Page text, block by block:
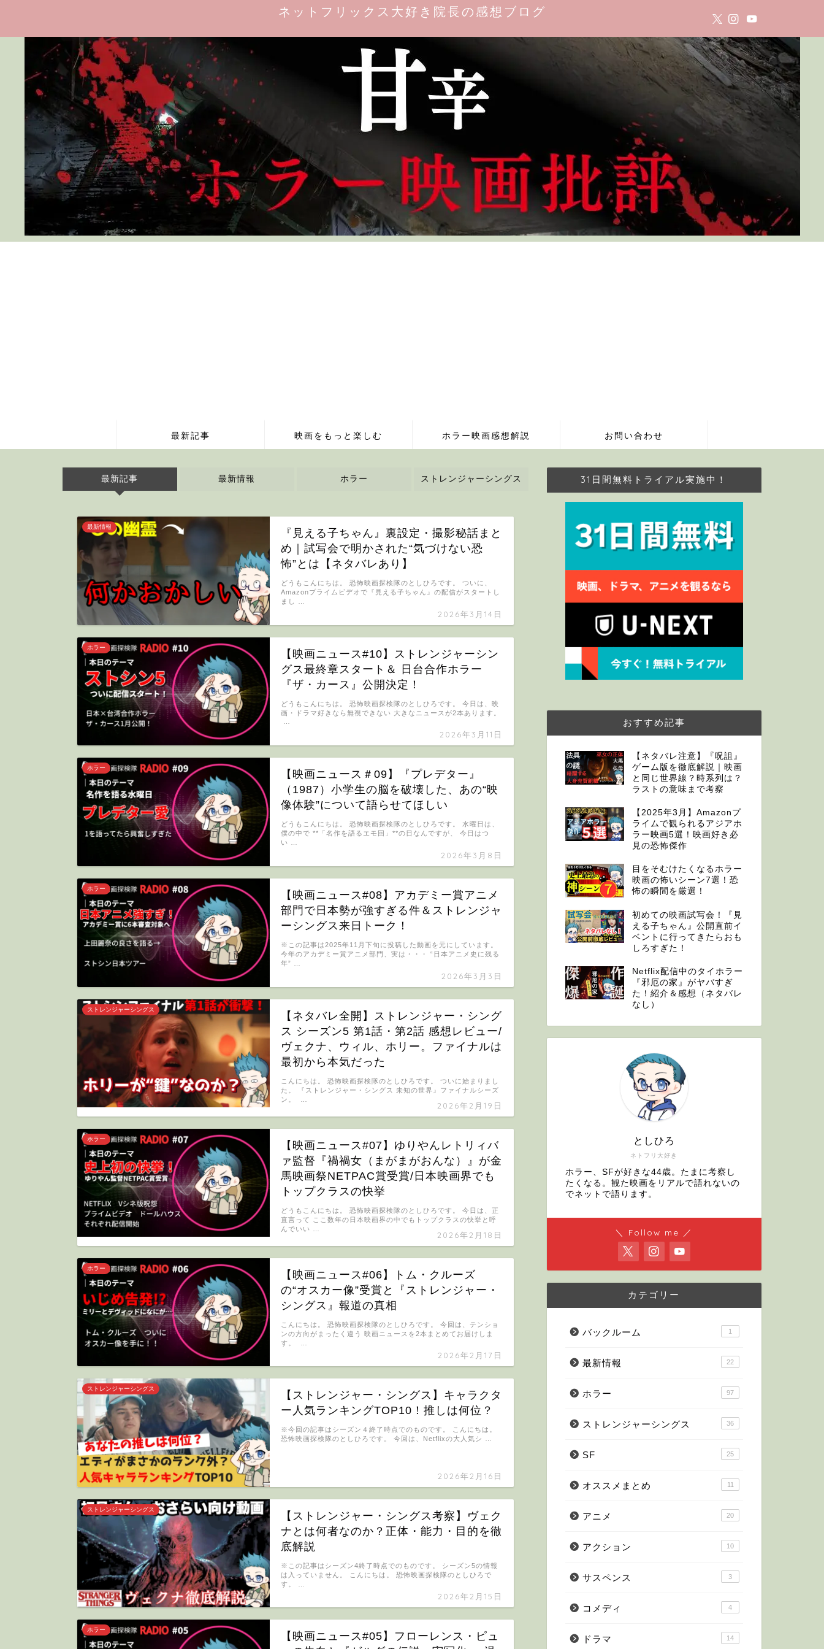
ネットフリックス大好き院長の感想ブログ
最新記事 映画をもっと楽しむ ホラー映画感想解説 お問い合わせ
最新記事 最新情報 ホラー ストレンジャーシングス
最新情報
『見える子ちゃん』裏設定・撮影秘話まと
め｜試写会で明かされた“気づけない恐
怖”とは【ネタバレあり】
2026年3月14日
どうもこんにちは。 恐怖映画探検隊のとしひろです。 ついに、
Amazonプライムビデオで『見える子ちゃん』の配信がスタートし
まし …
ホラー
【映画ニュース#10】ストレンジャーシン
グス最終章スタート＆ 日台合作ホラー
『ザ・カース』公開決定！
2026年3月11日
どうもこんにちは。 恐怖映画探検隊のとしひろです。 今日は、映
画・ドラマ好きなら無視できない 大きなニュースが2本あります。
ホラー
【映画ニュース＃09】『プレデター』
（1987）小学生の脳を破壊した、あの“映
像体験”について語らせてほしい
2026年3月8日
どうもこんにちは。 恐怖映画探検隊のとしひろです。 水曜日は、
僕の中で **「名作を語るエモ回」**の日なんですが、 今日はつ
い …
ホラー
【映画ニュース#08】アカデミー賞アニメ
部門で日本勢が強すぎる件＆ストレンジャ
ーシングス来日トーク！
2026年3月3日
※この記事は2025年11月下旬に投稿した動画を元にしています。
今年のアカデミー賞アニメ部門、実は・・・ “日本アニメ史に残る
年” …
ストレンジャーシングス
【ネタバレ全開】ストレンジャー・シング
ス シーズン5 第1話・第2話 感想レビュー/
ヴェクナ、ウィル、ホリー。ファイナルは
最初から本気だった
2026年2月19日
こんにちは。 恐怖映画探検隊のとしひろです。 ついに始まりまし
た。 『ストレンジャー・シングス 未知の世界』ファイナルシーズ
ン。 …
ホラー
【映画ニュース#07】ゆりやんレトリィバ
ァ監督『禍禍女（まがまがおんな）』が金
馬映画祭NETPAC賞受賞/日本映画界でも
トップクラスの快挙
2026年2月18日
どうもこんにちは。 恐怖映画探検隊のとしひろです。 今日は、正
直言って ここ数年の日本映画界の中でもトップクラスの快挙と呼
んでいい …
ホラー
【映画ニュース#06】トム・クルーズ
の“オスカー像”受賞と『ストレンジャー・
シングス』報道の真相
2026年2月17日
こんにちは。 恐怖映画探検隊のとしひろです。 今回は、テンショ
ンの方向がまったく違う 映画ニュースを2本まとめてお届けしま
す。 …
ストレンジャーシングス
【ストレンジャー・シングス】キャラクタ
ー人気ランキングTOP10！推しは何位？
2026年2月16日
※今回の記事はシーズン４終了時点でのものです。 こんにちは。
恐怖映画探検隊のとしひろです。 今回は、Netflixの大人気シ …
ストレンジャーシングス
【ストレンジャー・シングス考察】ヴェク
ナとは何者なのか？正体・能力・目的を徹
底解説
2026年2月15日
※この記事はシーズン4終了時点でのものです。 シーズン5の情報
は入っていません。 こんにちは。 恐怖映画探検隊のとしひろで
す。 …
ホラー
【映画ニュース#05】フローレンス・ピュ
最新情報
最新情報
最新情報
最新情報
怨鬼樓）』が
が酷評の嵐！
飾りま …
最新情報
最新情報
最新情報
31日間無料トライアル実施中！
おすすめ記事
【ネタバレ注意】『呪詛』
ゲーム版を徹底解説｜映画
と同じ世界線？時系列は？
ラストの意味まで考察
【2025年3月】Amazonプ
ライムで観られるアジアホ
ラー映画5選！映画好き必
見の恐怖傑作
目をそむけたくなるホラー
映画の怖いシーン7選！恐
怖の瞬間を厳選！
初めての映画試写会！『見
える子ちゃん』公開直前イ
ベントに行ってきたらおも
しろすぎた！
Netflix配信中のタイホラー
『邪厄の家』がヤバすぎ
た！紹介＆感想（ネタバレ
なし）
ネトフリ大好き
としひろ
ホラー、SFが好きな44歳。たまに考察し
たくなる。観た映画をリアルで語れないの
でネットで語ります。
＼ Follow me ／
カテゴリー
バックルーム 1
最新情報 22
ホラー 97
ストレンジャーシングス 36
SF 25
オススメまとめ 11
アニメ 20
アクション 10
サスペンス 3
コメディ 4
ドラマ 14